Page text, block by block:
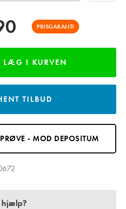
PRISGARANTI
LÆG I KURVEN
TILBUD
- MOD DEPOSITUM
hjælp?